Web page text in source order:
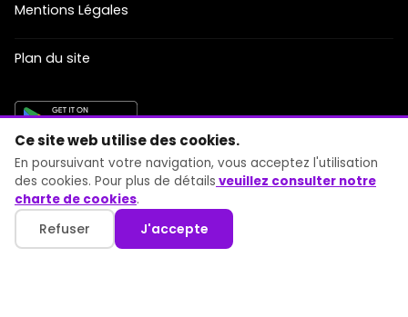
Mentions Légales
Plan du site
MOYENS DE PAIEMENT ACCEPTÉS
Ce site web utilise des cookies.
En poursuivant votre navigation, vous acceptez l'utilisation
des cookies. Pour plus de détails veuillez consulter notre
charte de cookies.
Refuser J'accepte